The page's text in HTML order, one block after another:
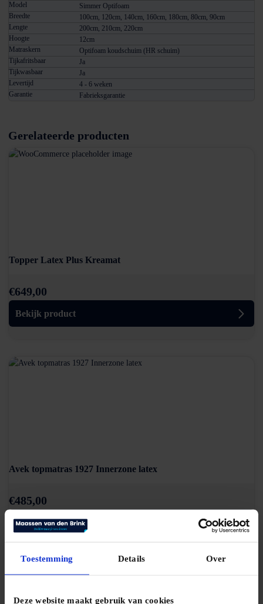
Toestemming Details Over
Deze website maakt gebruik van cookies
Model
Simmer Optifoam
Breedte
100cm, 120cm, 140cm, 160cm, 180cm, 80cm, 90cm
Lengte
200cm, 210cm, 220cm
Hoogte
12cm
Matraskern
Optifoam koudschuim (HR schuim)
Tijkafritsbaar
Ja
Tijkwasbaar
Ja
Levertijd
4 - 6 weken
Garantie
Fabrieksgarantie
Gerelateerde producten
Topper Latex Plus Kreamat
€649,00
Bekijk product
Avek topmatras 1927 Innerzone latex
€485,00
Bekijk product